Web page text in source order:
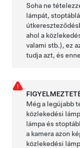
Soha ne
lámpát,
ahol a
valami stb.), ez
tudja azt, és
Még a legújabb
közlekedési
lámpa és
a kamera azon
közlekedési